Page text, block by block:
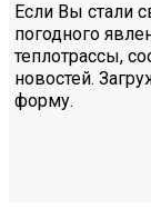
Если Вы стали
погодного
теплотрассы,
новостей.
форму.